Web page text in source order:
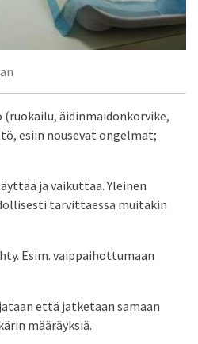
(ruokailu, äidinmaidonkorvike,
esiin nousevat ongelmat;
ja vaikuttaa. Yleinen
tarvittaessa muitakin
Esim. vaippaihottumaan
että jatketaan samaan
määräyksiä.